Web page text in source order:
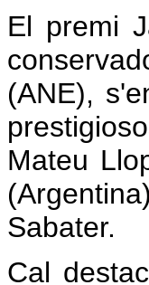
El premi
(ANE),
Mateu
Sabater.
Cal